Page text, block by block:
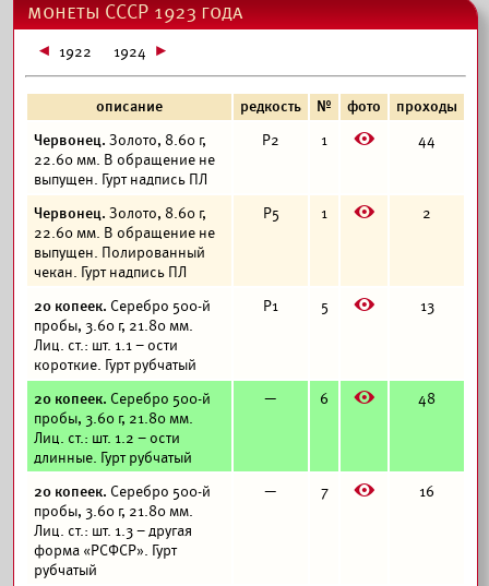
монеты СССР 1923 года
1922 1924
описание редкость № фото
проходы
Червонец. Золото, 8.60 г,
22.60 мм. В обращение не
выпущен. Гурт надпись ПЛ
Р2 1 E 44
Червонец. Золото, 8.60 г,
22.60 мм. В обращение не
выпущен. Полированный
чекан. Гурт надпись ПЛ
Р5 1 E 2
20 копеек. Серебро 500-й
пробы, 3.60 г, 21.80 мм.
Лиц. ст.: шт. 1.1 – ости
короткие. Гурт рубчатый
Р1 5 E 13
20 копеек. Серебро 500-й
пробы, 3.60 г, 21.80 мм.
Лиц. ст.: шт. 1.2 – ости
длинные. Гурт рубчатый
— 6 E 48
20 копеек. Серебро 500-й
пробы, 3.60 г, 21.80 мм.
Лиц. ст.: шт. 1.3 – другая
форма «РСФСР». Гурт
рубчатый
— 7 E 16